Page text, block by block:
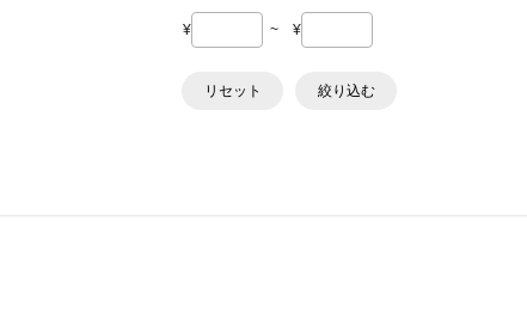
¥ ~ ¥
リセット 絞り込む